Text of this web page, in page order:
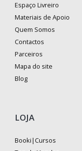
Espaço Livreiro
Materiais de Apoio
Quem Somos
Contactos
Parceiros
Mapa do site
Blog
LOJA
Booki|Cursos